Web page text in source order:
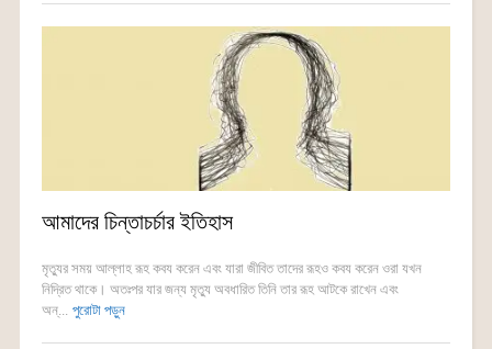
আমাদের চিন্তাচর্চার ইতিহাস
মৃত্যুর সময় আল্লাহ রূহ কবয করেন এবং যারা জীবিত তাদের রূহও কবয করেন ওরা যখন
নিদ্রিত থাকে। অতঃপর যার জন্য মৃত্যু অবধারিত তিনি তার রূহ আটকে রাখেন এবং
অন্...
পুরোটা পড়ুন